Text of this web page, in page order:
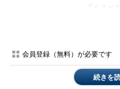
てもオー
けません
させるの
ィを推進
会員登録（無料）が必要です
続きを